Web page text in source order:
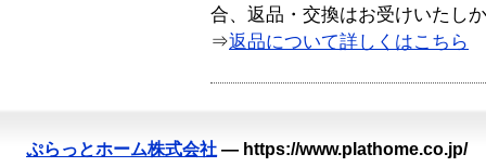
合、返品・交換はお受けいたし
⇒返品について詳しくはこちら
ぷらっとホーム株式会社 — https://www.plathome.co.jp/